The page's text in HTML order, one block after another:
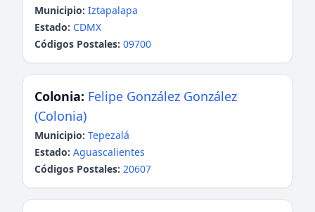
Municipio: Iztapalapa
Estado: CDMX
Códigos Postales: 09700
Colonia: Felipe González González
(Colonia)
Municipio: Tepezalá
Estado: Aguascalientes
Códigos Postales: 20607